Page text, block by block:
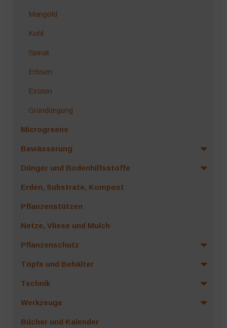
Mangold
Kohl
Spinat
Erbsen
Exoten
Gründüngung
Microgreens
Bewässerung
Dünger und Bodenhilfsstoffe
Erden, Substrate, Kompost
Pflanzenstützen
Netze, Vliese und Mulch
Pflanzenschutz
Töpfe und Behälter
Technik
Werkzeuge
Bücher und Kalender